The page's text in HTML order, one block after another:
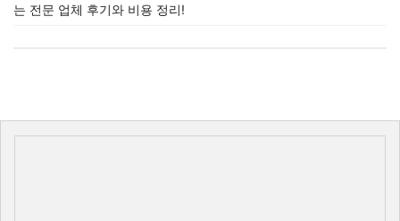
는 전문 업체 후기와 비용 정리!